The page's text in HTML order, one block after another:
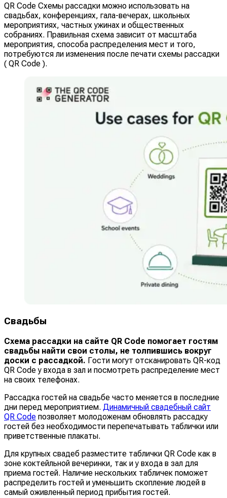
QR Code Схемы рассадки можно использовать на
свадьбах, конференциях, гала-вечерах, школьных
мероприятиях, частных ужинах и общественных
собраниях. Правильная схема зависит от масштаба
мероприятия, способа распределения мест и того,
потребуются ли изменения после печати схемы рассадки
( QR Code ).
Свадьбы
Схема рассадки на сайте QR Code помогает гостям
свадьбы найти свои столы, не толпившись вокруг
доски с рассадкой. Гости могут отсканировать QR-код
QR Code у входа в зал и посмотреть распределение мест
на своих телефонах.
Рассадка гостей на свадьбе часто меняется в последние
дни перед мероприятием. Динамичный свадебный сайт
QR Code позволяет молодоженам обновлять рассадку
гостей без необходимости перепечатывать таблички или
приветственные плакаты.
Для крупных свадеб разместите таблички QR Code как в
зоне коктейльной вечеринки, так и у входа в зал для
приема гостей. Наличие нескольких табличек поможет
распределить гостей и уменьшить скопление людей в
самый оживленный период прибытия гостей.